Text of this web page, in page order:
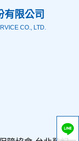
但不涉及特定個
的個人資料採用
觸您的個人資
保密義務者，將
，本網站亦會嚴
序以確定其將確
有限公司
CO., LTD.